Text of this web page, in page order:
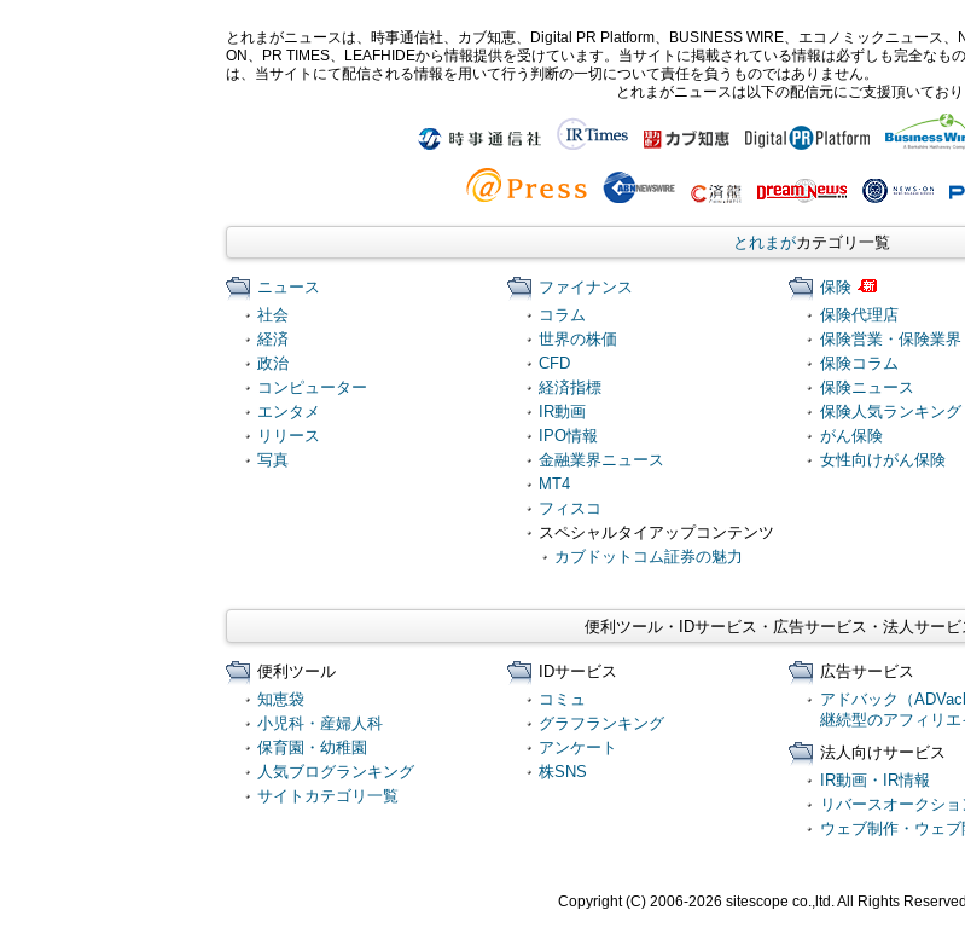
とれまがニュースは、時事通信社、カブ知恵、Digital PR Platform、BUSINESS WIRE、エコノミックニュース
ON、PR TIMES、LEAFHIDEから情報提供を受けています。当サイトに掲載されている情報は必ずしも完全なも
は、当サイトにて配信される情報を用いて行う判断の一切について責任を負うものではありません。
とれまがニュースは以下の配信元にご支援頂いており
とれまがカテゴリ一覧
ニュース
社会
経済
政治
コンピューター
エンタメ
リリース
写真
ファイナンス
コラム
世界の株価
CFD
経済指標
IR動画
IPO情報
金融業界ニュース
MT4
フィスコ
スペシャルタイアップコンテンツ
カブドットコム証券の魅力
保険
保険代理店
保険営業・保険業界
保険コラム
保険ニュース
保険人気ランキング
がん保険
女性向けがん保険
便利ツール・IDサービス・広告サービス・法人サー
便利ツール
知恵袋
小児科・産婦人科
保育園・幼稚園
人気ブログランキング
サイトカテゴリ一覧
IDサービス
コミュ
グラフランキング
アンケート
株SNS
広告サービス
アドバック（
継続型のアフィリエ
法人向けサービス
IR動画・IR情報
リバースオークショ
ウェブ制作・ウェブ
Copyright (C) 2006-2026 sitescope co.,ltd. All Rights Reserved.